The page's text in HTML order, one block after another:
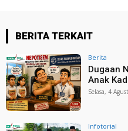
BERITA TERKAIT
Berita
Dugaan
Anak
Selasa, 4
Infotorial